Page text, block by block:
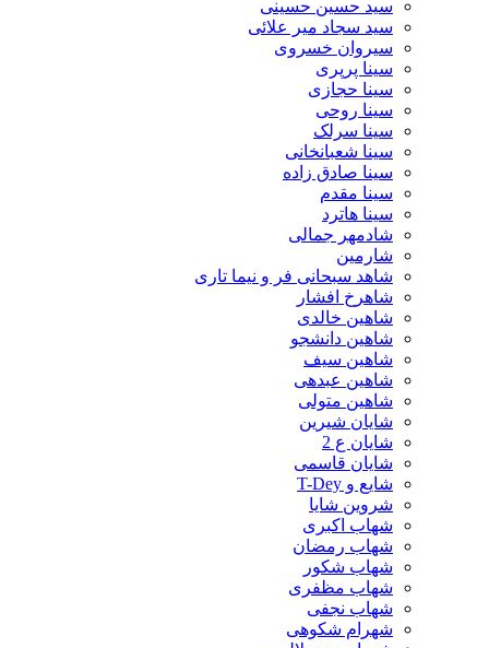
سید حسین حسینى
سید سجاد میر علائی
سیروان خسروی
سینا پرپری
سینا حجازی
سینا روحی
سینا سرلک
سینا شعبانخانی
سینا صادق زاده
سینا مقدم
سینا هاترد
شادمهر جمالی
شارمین
شاهد سبحانی فر و نیما تاری
شاهرخ افشار
شاهین خالدی
شاهین دانشجو
شاهین سیف
شاهین عبدهی
شاهین متولی
شایان شیرین
شایان ع 2
شایان قاسمی
شایع و T-Dey
شروین شایا
شهاب اکبری
شهاب رمضان
شهاب شکور
شهاب مظفری
شهاب نجفی
شهرام شکوهی